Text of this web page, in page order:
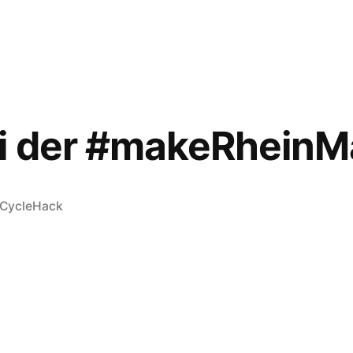
der
Veröffentlicht
CycleHack